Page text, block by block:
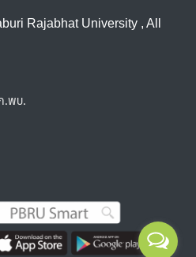
Rajabhat University , All
.พบ.